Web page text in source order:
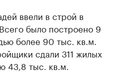
ввели в строй в
было построено 9
более 90 тыс. кв.м.
сдали 311 жилых
43,8 тыс. кв.м.